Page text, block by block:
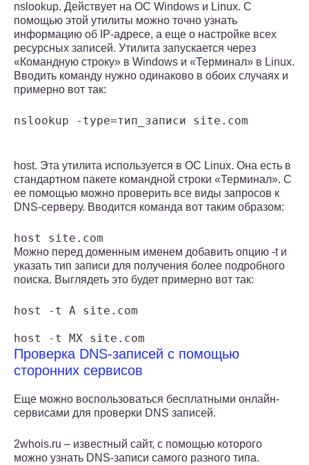
nslookup. Действует на ОС Windows и Linux. С
помощью этой утилиты можно точно узнать
информацию об IP-адресе, а еще о настройке всех
ресурсных записей. Утилита запускается через
«Командную строку» в Windows и «Терминал» в Linux.
Вводить команду нужно одинаково в обоих случаях и
примерно вот так:
nslookup -type=тип_записи site.com
host. Эта утилита используется в ОС Linux. Она есть в
стандартном пакете командной строки «Терминал». С
ее помощью можно проверить все виды запросов к
DNS-серверу. Вводится команда вот таким образом:
host site.com
Можно перед доменным именем добавить опцию -t и
указать тип записи для получения более подробного
поиска. Выглядеть это будет примерно вот так:
host -t A site.com
host -t MX site.com
Проверка DNS-записей с помощью
сторонних сервисов
Еще можно воспользоваться бесплатными онлайн-
сервисами для проверки DNS записей.
2whois.ru – известный сайт, с помощью которого
можно узнать DNS-записи самого разного типа.